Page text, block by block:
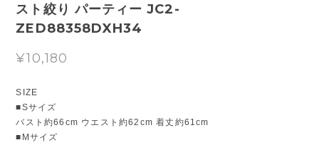
スト絞り パーティー JC2-
ZED88358DXH34
¥10,180
SIZE
■Sサイズ
バスト約66cm ウエスト約62cm 着丈約61cm
■Mサイズ